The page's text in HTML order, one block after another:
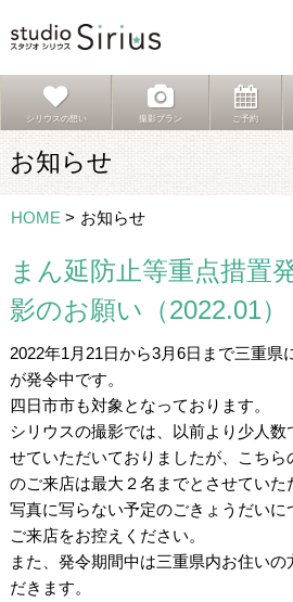
シリウスの想い 撮影プラン ご予約
お知らせ
HOME > お知らせ
まん延防止等重点措置
影のお願い（2022.01）
2022年1月21日から3月6日まで三重県
が発令中です。
四日市市も対象となっております。
シリウスの撮影では、以前より少人数
せていただいておりましたが、こち
のご来店は最大２名までとさせていた
写真に写らない予定のごきょうだいに
ご来店をお控えください。
また、発令期間中は三重県内お住い
だきます。